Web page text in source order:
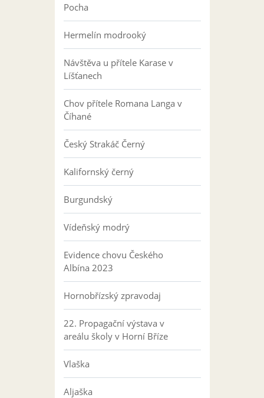
Pocha
Hermelín modrooký
Návštěva u přítele Karase v
Líšťanech
Chov přítele Romana Langa v
Číhané
Český Strakáč Černý
Kalifornský černý
Burgundský
Vídeňský modrý
Evidence chovu Českého
Albína 2023
Hornobřízský zpravodaj
22. Propagační výstava v
areálu školy v Horní Bříze
Vlaška
Aljaška